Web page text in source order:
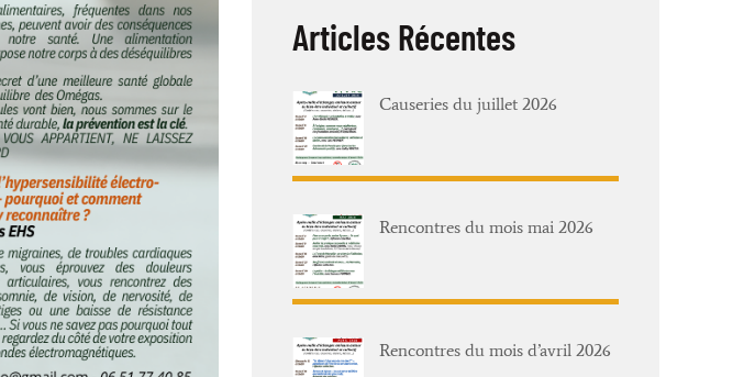
Articles Récentes
Causeries du juillet 2026
Rencontres du mois mai 2026
Rencontres du mois d’avril 2026